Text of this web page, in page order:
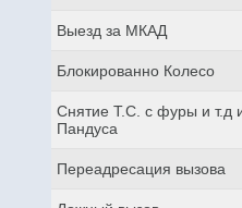
Выезд за МКАД
Блокированно Колесо
Снятие Т.С. с фуры и т.д
Пандуса
Переадресация вызова